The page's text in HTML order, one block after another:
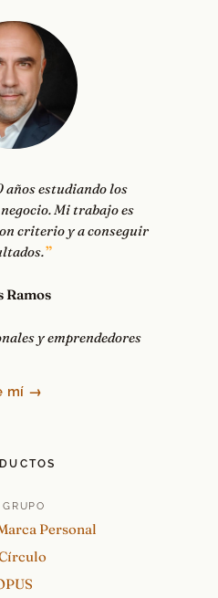
años estudiando los
Mi trabajo es
criterio y a conseguir
Ramos
y emprendedores
mí →
GRUPO
Personal